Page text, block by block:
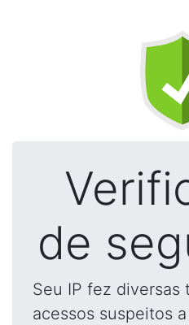
de
Seu IP fez diversas
acessos suspeitos